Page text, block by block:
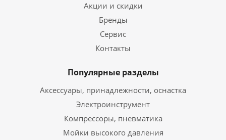
Акции и скидки
Бренды
Сервис
Контакты
Популярные разделы
Аксессуары, принадлежности, оснастка
Электроинструмент
Компрессоры, пневматика
Мойки высокого давления